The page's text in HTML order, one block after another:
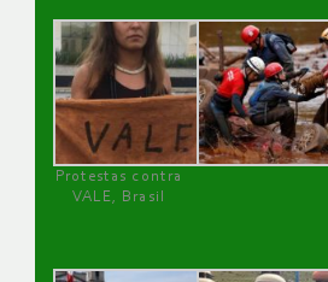
Protestas contra
VALE, Brasil